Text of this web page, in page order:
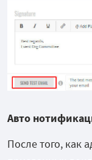
Авто
После того, как